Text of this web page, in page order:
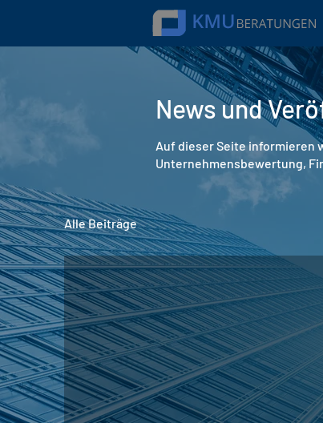
News und
Auf dieser Seite informieren
Unternehmensbewertung,
Alle Beiträge